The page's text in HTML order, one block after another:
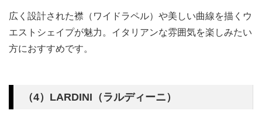
広く設計された襟（ワイドラペル）や美しい曲線を描くウ
エストシェイプが魅力。イタリアンな雰囲気を楽しみたい
方におすすめです。
（4）LARDINI（ラルディーニ）